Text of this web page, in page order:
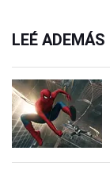
LEÉ ADEMÁS